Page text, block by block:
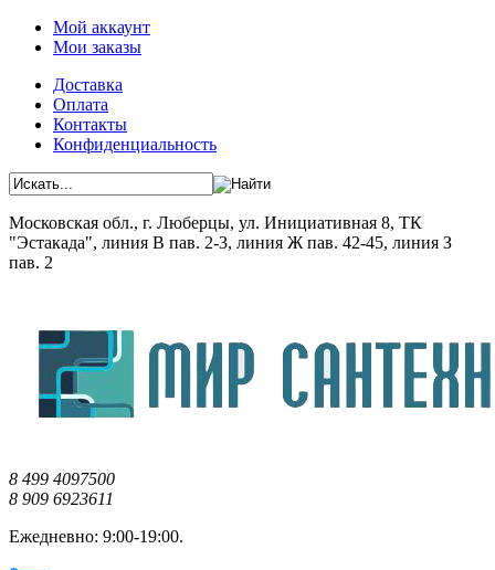
Мой аккаунт
Мои заказы
Доставка
Оплата
Контакты
Конфиденциальность
Московская обл., г. Люберцы, ул. Инициативная 8, ТК
"Эстакада", линия В пав. 2-3, линия Ж пав. 42-45, линия З
пав. 2
8 499 4097500
8 909 6923611
Ежедневно: 9:00-19:00.